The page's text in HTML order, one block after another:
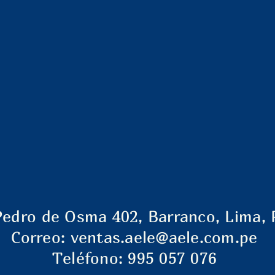
de Osma 402, Barranco, Lima,
Correo: ventas.aele@aele.com.pe
Teléfono: 995 057 076